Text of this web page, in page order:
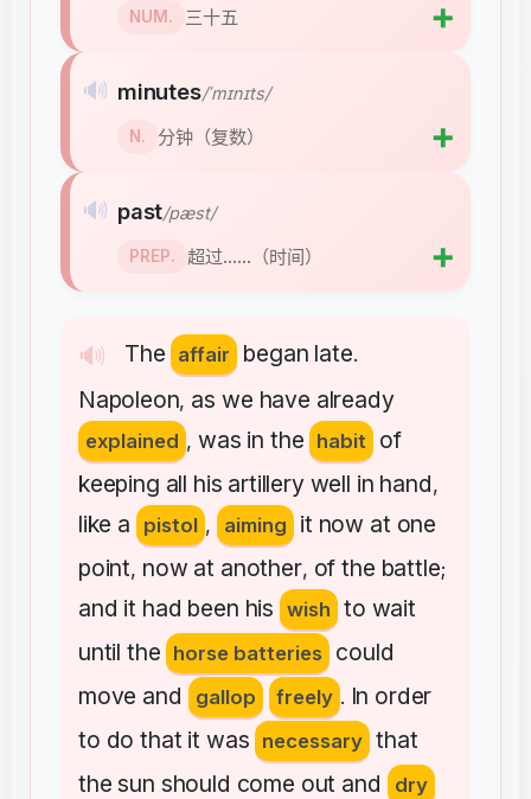
🔊 The affair began late.
Napoleon, as we have already
explained , was in the habit of
keeping all his artillery well in hand,
like a pistol , aiming it now at one
point, now at another, of the battle;
and it had been his wish to wait
until the horse batteries
could
move and gallop freely . In order
to do that it was necessary that
the sun should come out and dry
NUM. 三十五 ➕
🔊 minutes/ˈmɪnɪts/
N. 分钟（复数） ➕
🔊 past/pæst/
PREP. 超过……（时间） ➕